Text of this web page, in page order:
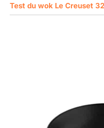
Test du wok Le Creuset